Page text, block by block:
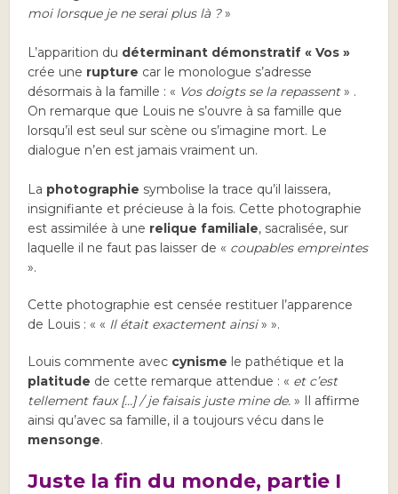
moi lorsque je ne serai plus là ?»
L’apparition du déterminant démonstratif « Vos »
crée une rupture car le monologue s’adresse
désormais à la famille : « Vos doigts se la repassent» .
On remarque que Louis ne s’ouvre à sa famille que
lorsqu’il est seul sur scène ou s’imagine mort. Le
dialogue n’en est jamais vraiment un.
La photographie symbolise la trace qu’il laissera,
insignifiante et précieuse à la fois. Cette photographie
est assimilée à une relique familiale, sacralisée, sur
laquelle il ne faut pas laisser de « coupables empreintes
».
Cette photographie est censée restituer l’apparence
de Louis : « « Il était exactement ainsi» ».
Louis commente avec cynisme le pathétique et la
platitude de cette remarque attendue : « et c’est
tellement faux […] / je faisais juste mine de. » Il affirme
ainsi qu’avec sa famille, il a toujours vécu dans le
mensonge.
Juste la fin du monde, partie I